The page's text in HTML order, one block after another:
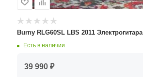
Burny RLG60SL LBS 2011 Электрогитара
Есть в наличии
39 990 ₽